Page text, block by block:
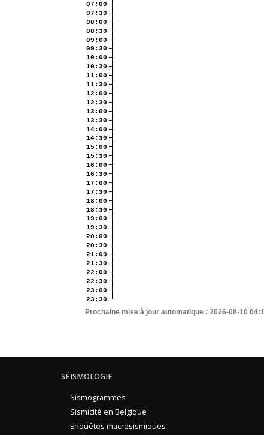
07:00
07:30
08:00
08:30
09:00
09:30
10:00
10:30
11:00
11:30
12:00
12:30
13:00
13:30
14:00
14:30
15:00
15:30
16:00
16:30
17:00
17:30
18:00
18:30
19:00
19:30
20:00
20:30
21:00
21:30
22:00
22:30
23:00
23:30
Prochaine mise à jour automatique : 2026-08-10
SÉISMOLOGIE
Sismogrammes
Sismicité en Belgique
Enquêtes macrosismiques